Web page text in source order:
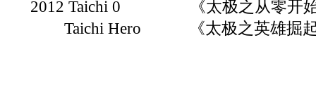
2012 Taichi 0 《太极之从零开
Taichi Hero 《太极之英雄掘